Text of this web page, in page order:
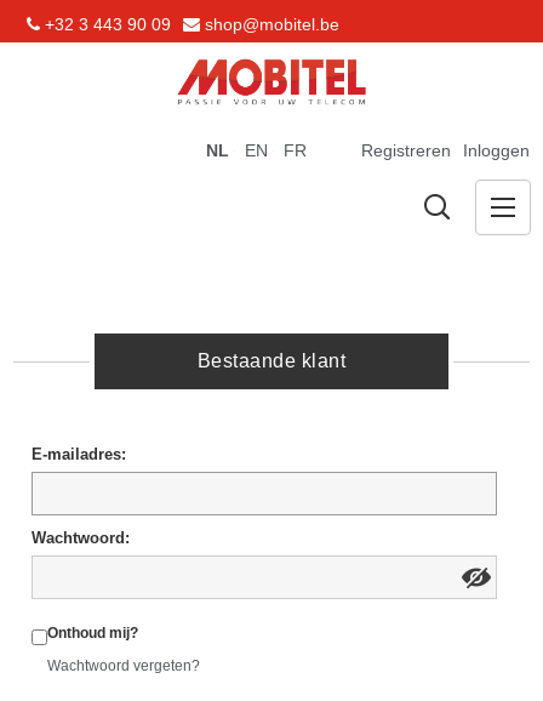
+32 3 443 90 09 shop@mobitel.be
Registreren Inloggen
NL EN FR
Bestaande klant
E-mailadres:
Wachtwoord:
Onthoud mij?
Wachtwoord vergeten?